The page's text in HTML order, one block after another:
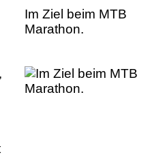
Im Ziel beim MTB
Marathon.